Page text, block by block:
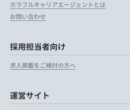
カラフルキャリアエージェントとは
お問い合わせ
採用担当者向け
求人掲載をご検討の方へ
運営サイト